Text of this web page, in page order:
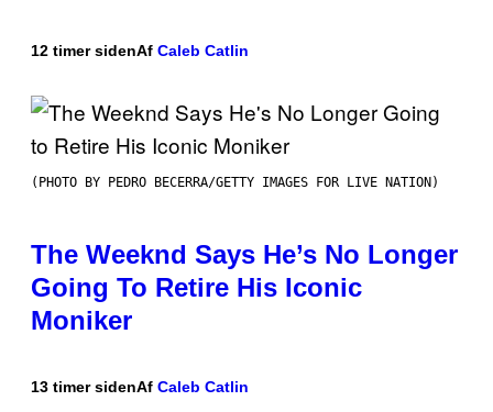
12 timer sidenAf Caleb Catlin
(PHOTO BY PEDRO BECERRA/GETTY IMAGES FOR LIVE NATION)
The Weeknd Says He’s No Longer
Going To Retire His Iconic
Moniker
13 timer sidenAf Caleb Catlin